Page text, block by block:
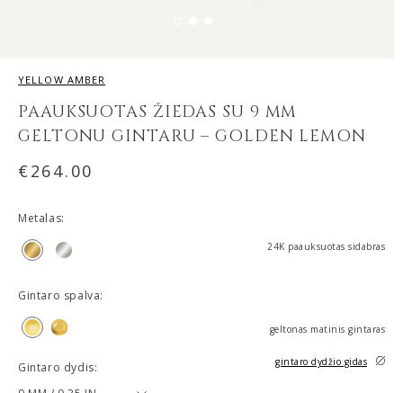
YELLOW AMBER
PAAUKSUOTAS ŽIEDAS SU 9 MM
GELTONU GINTARU – GOLDEN LEMON
€ 264.00
Metalas:
24K paauksuotas sidabras
Gintaro spalva:
geltonas matinis gintaras
Gintaro dydis:
gintaro dydžio gidas